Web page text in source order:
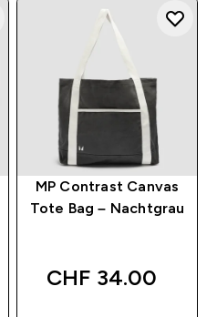
MP Contrast Canvas
Tote Bag – Nachtgrau
CHF 34.00‎